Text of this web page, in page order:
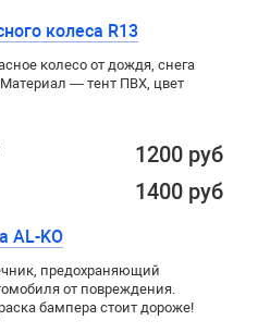
колеса R13
колесо от дождя, снега
— тент ПВХ, цвет
1200 руб
1400 руб
AL-KO
предохраняющий
от повреждения.
бампера стоит дороже!